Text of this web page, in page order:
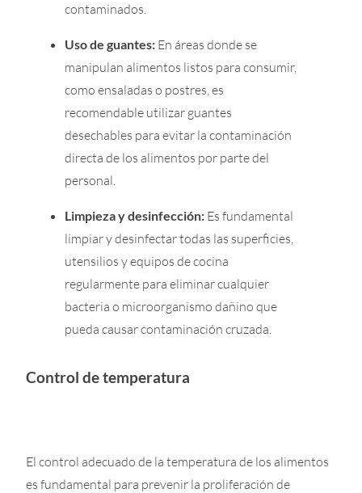
contaminados.
Uso de guantes: En áreas donde se
manipulan alimentos listos para consumir,
como ensaladas o postres, es
recomendable utilizar guantes
desechables para evitar la contaminación
directa de los alimentos por parte del
personal.
Limpieza y desinfección: Es fundamental
limpiar y desinfectar todas las superficies,
utensilios y equipos de cocina
regularmente para eliminar cualquier
bacteria o microorganismo dañino que
pueda causar contaminación cruzada.
Control de temperatura
El control adecuado de la temperatura de los alimentos
es fundamental para prevenir la proliferación de